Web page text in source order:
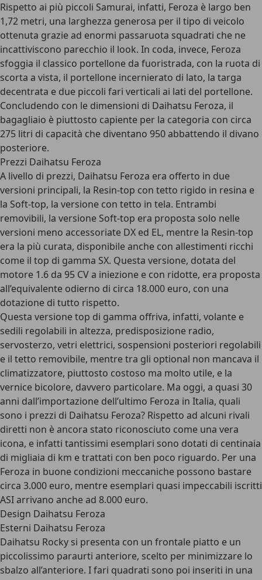
Rispetto ai più piccoli Samurai, infatti, Feroza è largo ben
1,72 metri, una larghezza generosa per il tipo di veicolo
ottenuta grazie ad enormi passaruota squadrati che ne
incattiviscono parecchio il look. In coda, invece, Feroza
sfoggia il classico portellone da fuoristrada, con la ruota di
scorta a vista, il portellone incernierato di lato, la targa
decentrata e due piccoli fari verticali ai lati del portellone.
Concludendo con le dimensioni di Daihatsu Feroza, il
bagagliaio è piuttosto capiente per la categoria con circa
275 litri di capacità che diventano 950 abbattendo il divano
posteriore.
Prezzi Daihatsu Feroza
A livello di prezzi, Daihatsu Feroza era offerto in due
versioni principali, la Resin-top con tetto rigido in resina e
la Soft-top, la versione con tetto in tela. Entrambi
removibili, la versione Soft-top era proposta solo nelle
versioni meno accessoriate DX ed EL, mentre la Resin-top
era la più curata, disponibile anche con allestimenti ricchi
come il top di gamma SX. Questa versione, dotata del
motore 1.6 da 95 CV a iniezione e con ridotte, era proposta
all’equivalente odierno di circa 18.000 euro, con una
dotazione di tutto rispetto.
Questa versione top di gamma offriva, infatti, volante e
sedili regolabili in altezza, predisposizione radio,
servosterzo, vetri elettrici, sospensioni posteriori regolabili
e il tetto removibile, mentre tra gli optional non mancava il
climatizzatore, piuttosto costoso ma molto utile, e la
vernice bicolore, davvero particolare. Ma oggi, a quasi 30
anni dall’importazione dell’ultimo Feroza in Italia, quali
sono i prezzi di Daihatsu Feroza? Rispetto ad alcuni rivali
diretti non è ancora stato riconosciuto come una vera
icona, e infatti tantissimi esemplari sono dotati di centinaia
di migliaia di km e trattati con ben poco riguardo. Per una
Feroza in buone condizioni meccaniche possono bastare
circa 3.000 euro, mentre esemplari quasi impeccabili iscritti
ASI arrivano anche ad 8.000 euro.
Design Daihatsu Feroza
Esterni Daihatsu Feroza
Daihatsu Rocky si presenta con un frontale piatto e un
piccolissimo paraurti anteriore, scelto per minimizzare lo
sbalzo all’anteriore. I fari quadrati sono poi inseriti in una